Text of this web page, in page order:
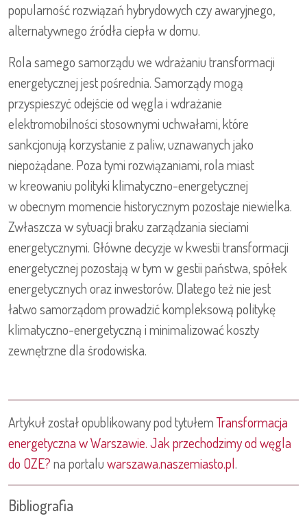
popularność rozwiązań hybrydowych czy awaryjnego,
alternatywnego źródła ciepła w domu.
Rola samego samorządu we wdrażaniu transformacji
energetycznej jest pośrednia. Samorządy mogą
przyspieszyć odejście od węgla i wdrażanie
elektromobilności stosownymi uchwałami, które
sankcjonują korzystanie z paliw, uznawanych jako
niepożądane. Poza tymi rozwiązaniami, rola miast
w kreowaniu polityki klimatyczno-energetycznej
w obecnym momencie historycznym pozostaje niewielka.
Zwłaszcza w sytuacji braku zarządzania sieciami
energetycznymi. Główne decyzje w kwestii transformacji
energetycznej pozostają w tym w gestii państwa, spółek
energetycznych oraz inwestorów. Dlatego też nie jest
łatwo samorządom prowadzić kompleksową politykę
klimatyczno-energetyczną i minimalizować koszty
zewnętrzne dla środowiska.
Artykuł został opublikowany pod tytułemTransformacja
energetyczna w Warszawie. Jak przechodzimy od węgla
do OZE?na portaluwarszawa.naszemiasto.pl.
Bibliografia